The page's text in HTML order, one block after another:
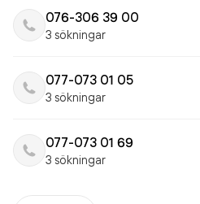
076-306 39 00
3 sökningar
077-073 01 05
3 sökningar
077-073 01 69
3 sökningar